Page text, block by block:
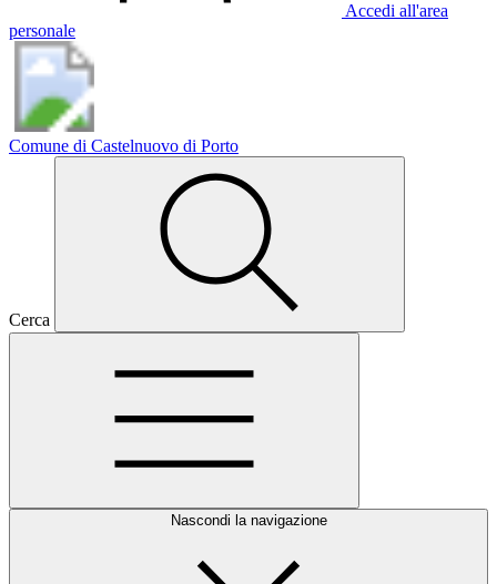
Accedi all'area
personale
Comune di Castelnuovo di Porto
Cerca
Nascondi la navigazione